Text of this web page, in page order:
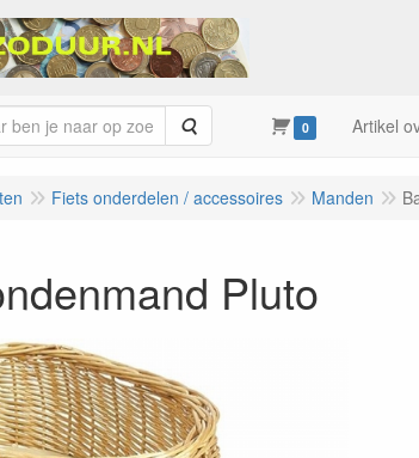
Zoeken 0 Artikel
Fiets onderdelen / accessoires Manden
Pluto